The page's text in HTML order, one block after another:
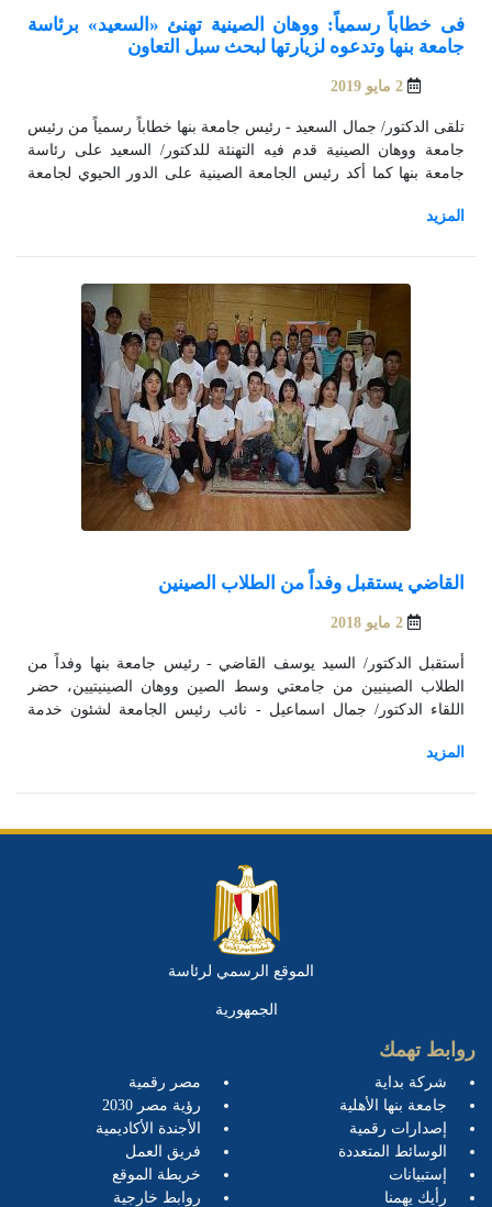
فى خطاباً رسمياً: ووهان الصينية تهنئ «السعيد» برئاسة
جامعة بنها وتدعوه لزيارتها لبحث سبل التعاون
2 مايو 2019
تلقى الدكتور/ جمال السعيد - رئيس جامعة بنها خطاباً رسمياً من رئيس
جامعة ووهان الصينية قدم فيه التهنئة للدكتور/ السعيد على رئاسة
جامعة بنها كما أكد رئيس الجامعة الصينية على الدور الحيوي لجامعة
بجامعة بنها فى بيان له أن الجامعة الصينية أكدت فى خطابها على ثقتها
القاضي يستقبل وفداً من الطلاب الصينين
2 مايو 2018
أستقبل الدكتور/ السيد يوسف القاضي - رئيس جامعة بنها وفداً من
الطلاب الصينيين من جامعتي وسط الصين ووهان الصينيتيين، حضر
اللقاء الدكتور/ جمال اسماعيل - نائب رئيس الجامعة لشئون خدمة
للأنشطة الطلابية.
الموقع الرسمي لرئاسة
الجمهورية
روابط تهمك
شركة بداية
جامعة بنها الأهلية
إصدارات رقمية
الوسائط المتعددة
إستبيانات
رأيك يهمنا
مصر رقمية
رؤية مصر 2030
الأجندة الأكاديمية
فريق العمل
خريطة الموقع
روابط خارجية